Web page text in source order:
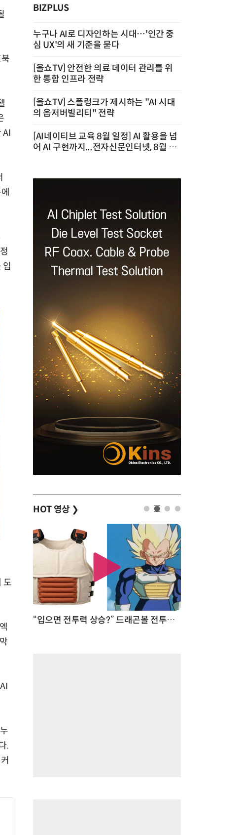
AI
입
도
.
BIZPLUS
누구나 AI로 디자인하는 시대…'인간 중
심 UX'의 새 기준을 묻다
[올쇼TV] 안전한 의료 데이터 관리를 위
한 통합 인프라 전략
[올쇼TV] 스플렁크가 제시하는 "AI 시대
의 옵저버빌리티" 전략
[AI네이티브 교육 8월 일정] AI 활용을 넘
어 AI 구현까지...전자신문인터넷, 8월 실
HOT 영상 ❯
“입으면 전투력 상승?” 드래곤볼 전투복 닮은 중량조끼